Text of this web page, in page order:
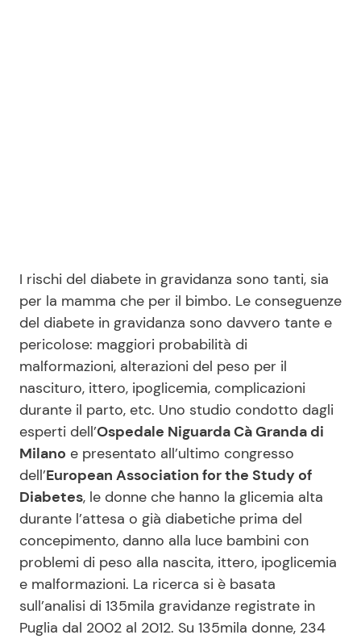
Salute
Viaggi e Turismo
Festività
Ricette Facili e Veloci
Ricette Feste
Ricette per Bambini
Seguici
Info
Chi siamo
Disclaimer e Privacy
I rischi del diabete in gravidanza sono tanti, sia
per la mamma che per il bimbo. Le conseguenze
del diabete in gravidanza sono davvero tante e
pericolose: maggiori probabilità di
malformazioni, alterazioni del peso per il
nascituro, ittero, ipoglicemia, complicazioni
durante il parto, etc. Uno studio condotto dagli
esperti dell’Ospedale Niguarda Cà Granda di
Milano e presentato all’ultimo congresso
dell’European Association for the Study of
Diabetes, le donne che hanno la glicemia alta
durante l’attesa o già diabetiche prima del
concepimento, danno alla luce bambini con
problemi di peso alla nascita, ittero, ipoglicemia
e malformazioni. La ricerca si è basata
sull’analisi di 135mila gravidanze registrate in
Puglia dal 2002 al 2012. Su 135mila donne, 234